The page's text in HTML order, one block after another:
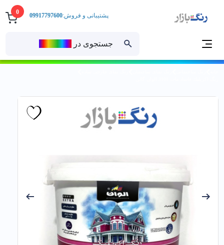
0
جستجوی در
پشتیبانی و فروش:09917797600